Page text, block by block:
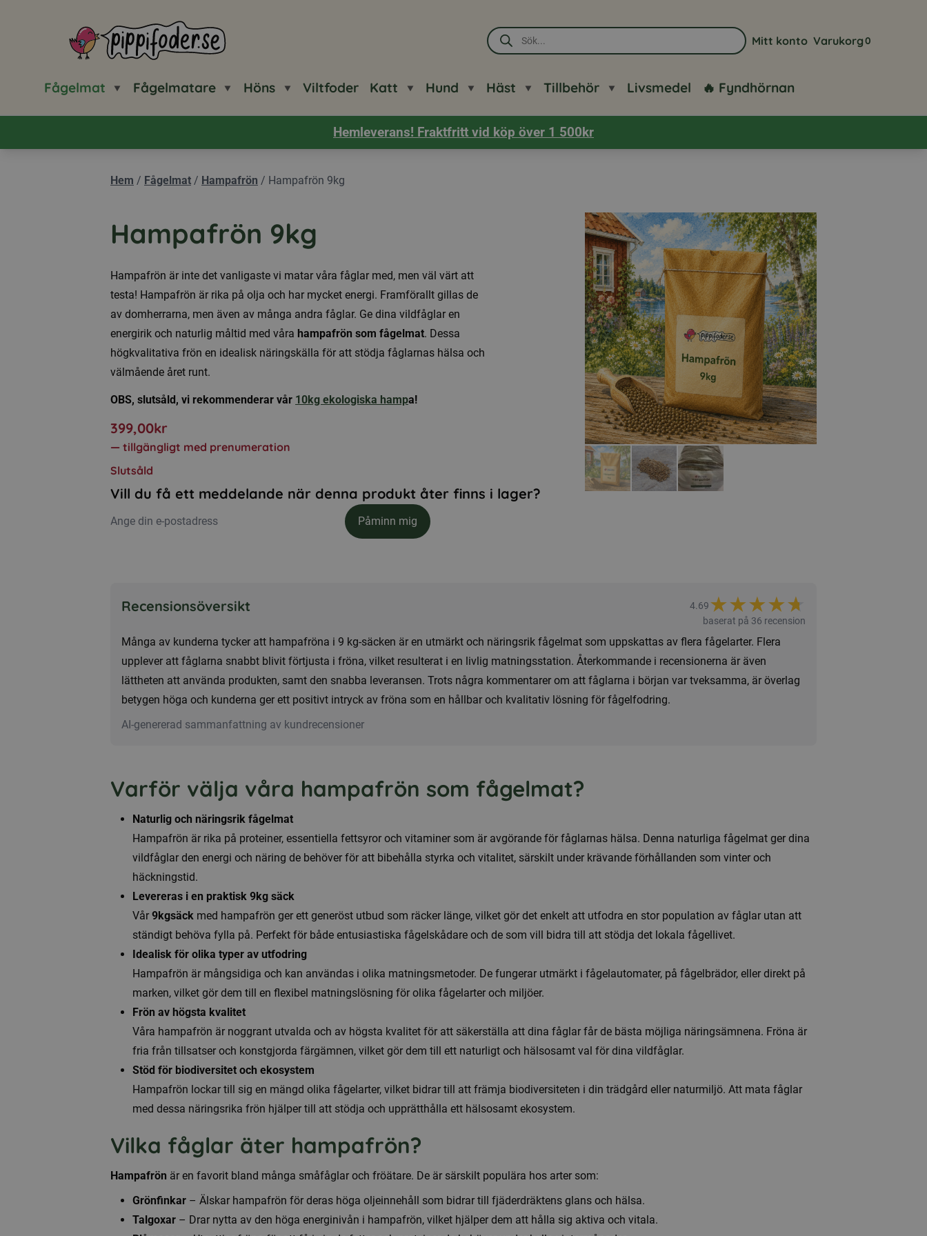
Pippifoder logotyp
Produktsökning
Gå till sidan för mitt konto
Mitt konto
Visa din
Varukorg0
Fågelmat Fågelmatare Höns Viltfoder Katt Hund Häst Tillbehör Livsmedel 🔥 Fyndhörnan
Hemleverans! Fraktfritt vid köp över 1 500kr
Hem / Fågelmat / Hampafrön / Hampafrön 9kg
Hampafrön 9kg
Hampafrön är inte det vanligaste vi matar våra fåglar med, men väl värt att
testa! Hampafrön är rika på olja och har mycket energi. Framförallt gillas de
av domherrarna, men även av många andra fåglar. Ge dina vildfåglar en
energirik och naturlig måltid med våra hampafrön som fågelmat. Dessa
högkvalitativa frön en idealisk näringskälla för att stödja fåglarnas hälsa och
välmående året runt.
OBS, slutsåld, vi rekommenderar vår 10kg ekologiska hampa!
399,00kr
— tillgängligt med prenumeration
Slutsåld
Vill du få ett meddelande när denna produkt åter finns i lager?
Påminn mig
Recensionsöversikt 4.69★★★★★
★
baserat på 36 recension
Många av kunderna tycker att hampafröna i 9 kg-säcken är en utmärkt och näringsrik fågelmat som uppskattas av flera fågelarter. Flera
upplever att fåglarna snabbt blivit förtjusta i fröna, vilket resulterat i en livlig matningsstation. Återkommande i recensionerna är även
lättheten att använda produkten, samt den snabba leveransen. Trots några kommentarer om att fåglarna i början var tveksamma, är överlag
betygen höga och kunderna ger ett positivt intryck av fröna som en hållbar och kvalitativ lösning för fågelfodring.
AI-genererad sammanfattning av kundrecensioner
Varför välja våra hampafrön som fågelmat?
Naturlig och näringsrik fågelmat
Hampafrön är rika på proteiner, essentiella fettsyror och vitaminer som är avgörande för fåglarnas hälsa. Denna naturliga fågelmat ger dina
vildfåglar den energi och näring de behöver för att bibehålla styrka och vitalitet, särskilt under krävande förhållanden som vinter och
häckningstid.
Levereras i en praktisk 9kg säck
Vår 9kgsäck med hampafrön ger ett generöst utbud som räcker länge, vilket gör det enkelt att utfodra en stor population av fåglar utan att
ständigt behöva fylla på. Perfekt för både entusiastiska fågelskådare och de som vill bidra till att stödja det lokala fågellivet.
Idealisk för olika typer av utfodring
Hampafrön är mångsidiga och kan användas i olika matningsmetoder. De fungerar utmärkt i fågelautomater, på fågelbrädor, eller direkt på
marken, vilket gör dem till en flexibel matningslösning för olika fågelarter och miljöer.
Frön av högsta kvalitet
Våra hampafrön är noggrant utvalda och av högsta kvalitet för att säkerställa att dina fåglar får de bästa möjliga näringsämnena. Fröna är
fria från tillsatser och konstgjorda färgämnen, vilket gör dem till ett naturligt och hälsosamt val för dina vildfåglar.
Stöd för biodiversitet och ekosystem
Hampafrön lockar till sig en mängd olika fågelarter, vilket bidrar till att främja biodiversiteten i din trädgård eller naturmiljö. Att mata fåglar
med dessa näringsrika frön hjälper till att stödja och upprätthålla ett hälsosamt ekosystem.
Vilka fåglar äter hampafrön?
Hampafrön är en favorit bland många småfåglar och fröätare. De är särskilt populära hos arter som:
Grönfinkar – Älskar hampafrön för deras höga oljeinnehåll som bidrar till fjäderdräktens glans och hälsa.
Talgoxar – Drar nytta av den höga energinivån i hampafrön, vilket hjälper dem att hålla sig aktiva och vitala.